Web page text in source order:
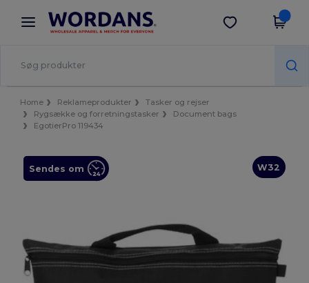
× Wordans-app
Bedre priser i appen!
Hent app
Home Reklameprodukter
Tasker og rejser
Rygsække og forretningstasker
Document bags
EgotierPro 119434
W32
Sendes om